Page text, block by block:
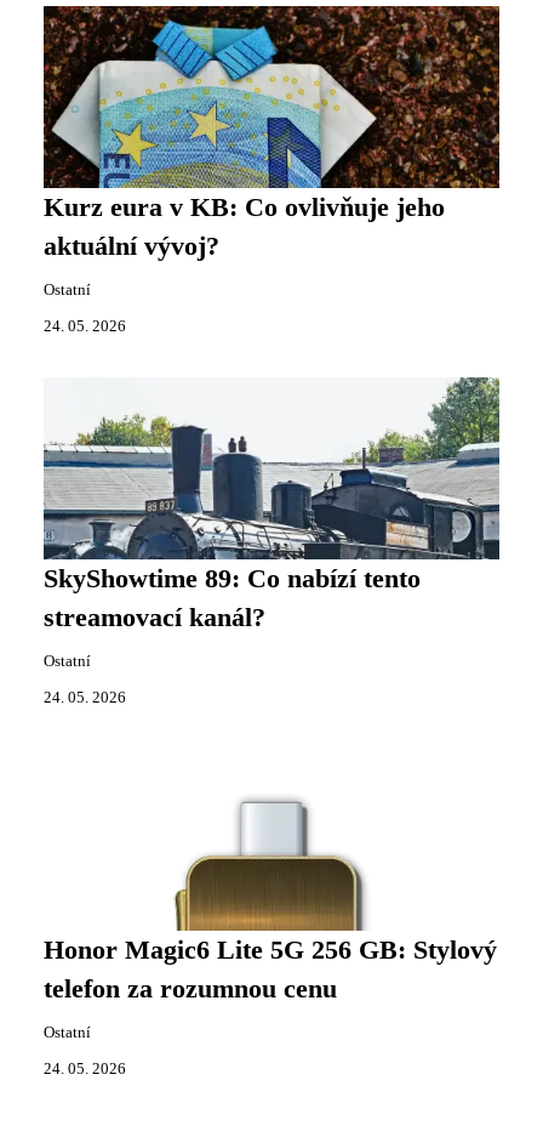
Kurz eura v KB: Co ovlivňuje jeho
aktuální vývoj?
Ostatní
24. 05. 2026
SkyShowtime 89: Co nabízí tento
streamovací kanál?
Ostatní
24. 05. 2026
Honor Magic6 Lite 5G 256 GB: Stylový
telefon za rozumnou cenu
Ostatní
24. 05. 2026